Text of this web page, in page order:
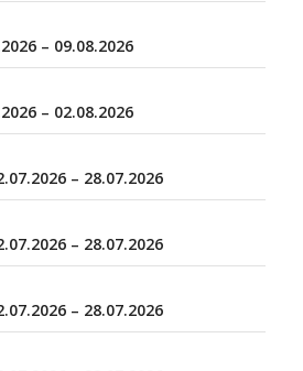
– 09.08.2026
– 02.08.2026
– 28.07.2026
– 28.07.2026
– 28.07.2026